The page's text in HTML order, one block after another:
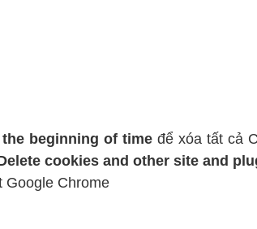
the beginning of timeđể xóa tất cả
cookies and other site and
Google Chrome